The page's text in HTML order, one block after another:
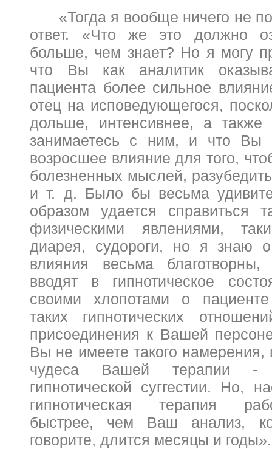
«Тогда я вообще ничего не
ответ. «Что же это должно
больше, чем знает? Но я могу
что Вы как аналитик
пациента более сильное
отец на исповедующегося,
дольше, интенсивнее, а также
занимаетесь с ним, и что Вы
возросшее влияние для того,
болезненных мыслей,
и т. д. Было бы весьма
образом удается справиться
физическими явлениями,
диарея, судороги, но я знаю
влияния весьма благотворны,
вводят в гипнотическое
своими хлопотами о
таких гипнотических
присоединения к Вашей
Вы не имеете такого намерения,
чудеса Вашей терапии -
гипнотической суггестии. Но,
гипнотическая терапия
быстрее, чем Ваш анализ,
говорите, длится месяцы и годы».